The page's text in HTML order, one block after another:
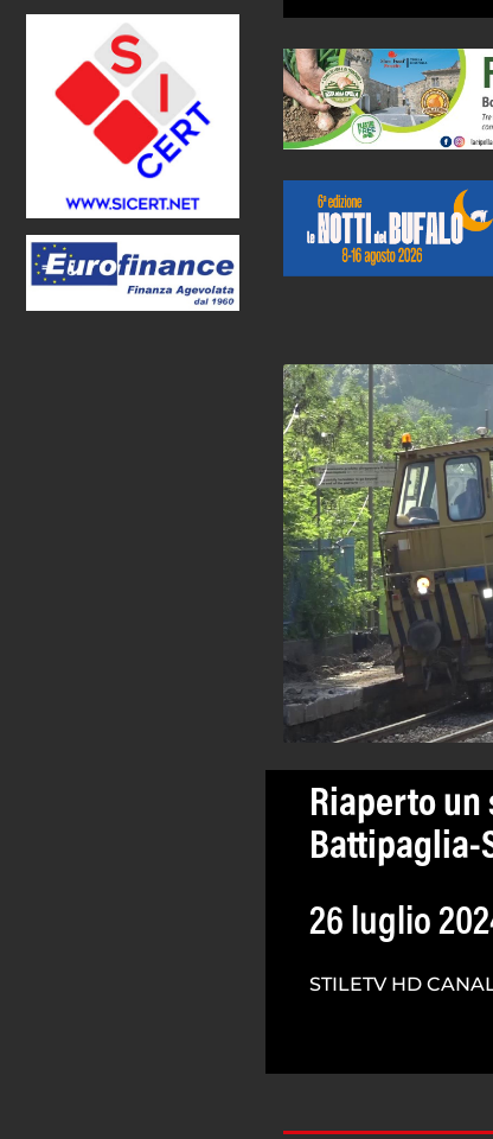
Riaperto
Battipaglia-
26 luglio
STILETV HD